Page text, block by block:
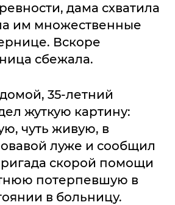
дама схватила
им множественные
Вскоре
сбежала.
35-летний
жуткую картину:
чуть живую, в
луже и сообщил
скорой помощи
потерпевшую в
в больницу.